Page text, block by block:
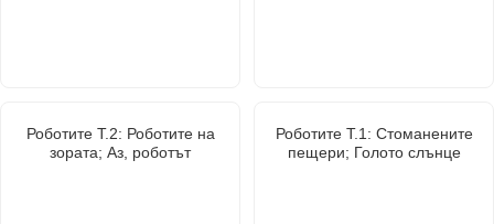
Роботите Т.2: Роботите на
зората; Аз, роботът
Роботите Т.1: Стоманените
пещери; Голото слънце